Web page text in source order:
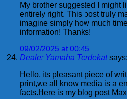
My brother suggested I might
entirely right. This post truly
imagine simply how much
information! Thanks!
09/02/2025 at 00:45
Dealer Yamaha Terdekat says:
Hello, its pleasant piece of
print,we all know media is a
facts.Here is my blog post